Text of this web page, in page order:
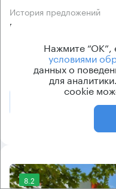
История предложений
по запросу
Класс офисов
8.2
Нажмите “ОК”,
условиями
данных о
для
cookie